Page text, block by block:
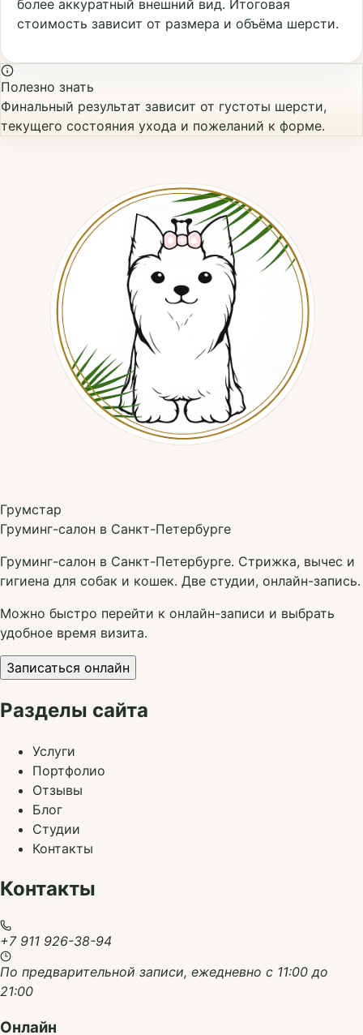
более аккуратный внешний вид. Итоговая
стоимость зависит от размера и объёма шерсти.
Полезно знать
Финальный результат зависит от густоты шерсти,
текущего состояния ухода и пожеланий к форме.
Грумстар
Груминг-салон в Санкт-Петербурге
Груминг-салон в Санкт-Петербурге. Стрижка, вычес и
гигиена для собак и кошек. Две студии, онлайн-запись.
Можно быстро перейти к онлайн-записи и выбрать
удобное время визита.
Записаться онлайн
Разделы сайта
Услуги
Портфолио
Отзывы
Блог
Студии
Контакты
Контакты
+7 911 926-38-94
По предварительной записи, ежедневно с 11:00 до
21:00
Онлайн